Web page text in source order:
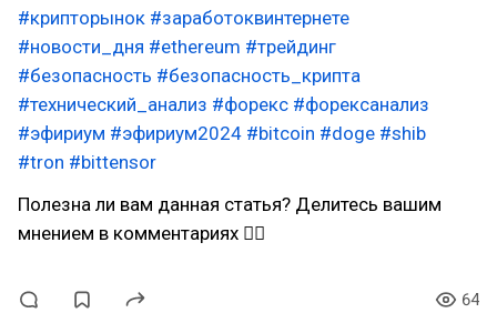
#крипторынок #заработоквинтернете
#новости_дня #ethereum #трейдинг
#безопасность #безопасность_крипта
#технический_анализ #форекс #форексанализ
#эфириум #эфириум2024 #bitcoin #doge #shib
#tron #bittensor
Полезна ли вам данная статья? Делитесь вашим
мнением в комментариях 👇🏻
64